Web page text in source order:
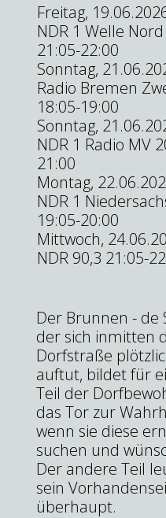
Freitag,
NDR 1 Welle Nord
21:05-22:00
Sonntag,
Radio Bremen
18:05-19:00
Sonntag,
NDR 1 Radio MV
21:00
Montag,
NDR 1
19:05-20:00
Mittwoch,
NDR 90,3 21:05-
Der Brunnen - de
der sich inmitten
Dorfstraße
auftut, bildet für
Teil der
das Tor zur
wenn sie diese
suchen und
Der andere Teil
sein
überhaupt.